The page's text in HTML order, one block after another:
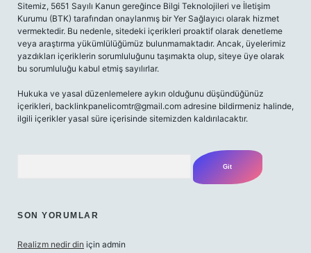
Sitemiz, 5651 Sayılı Kanun gereğince Bilgi Teknolojileri ve İletişim
Kurumu (BTK) tarafından onaylanmış bir Yer Sağlayıcı olarak hizmet
vermektedir. Bu nedenle, sitedeki içerikleri proaktif olarak denetleme
veya araştırma yükümlülüğümüz bulunmamaktadır. Ancak, üyelerimiz
yazdıkları içeriklerin sorumluluğunu taşımakta olup, siteye üye olarak
bu sorumluluğu kabul etmiş sayılırlar.
Hukuka ve yasal düzenlemelere aykırı olduğunu düşündüğünüz
içerikleri, backlinkpanelicomtr@gmail.com adresine bildirmeniz halinde,
ilgili içerikler yasal süre içerisinde sitemizden kaldırılacaktır.
SON YORUMLAR
Realizm nedir din için admin